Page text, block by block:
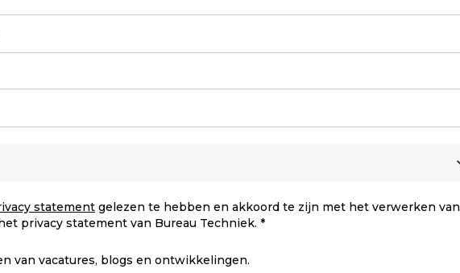
statement gelezen te hebben en akkoord te zijn met het verwerken van
privacy statement van Bureau Techniek.
van vacatures, blogs en ontwikkelingen.